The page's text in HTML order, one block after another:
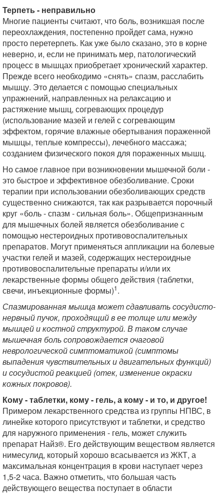
Терпеть - неправильно
Многие пациенты считают, что боль, возникшая после
переохлаждения, постепенно пройдет сама, нужно
просто перетерпеть. Как уже было сказано, это в корне
неверно, и, если не принимать мер, патологический
процесс в мышцах приобретает хронический характер.
Прежде всего необходимо «снять» спазм, расслабить
мышцу. Это делается с помощью специальных
упражнений, направленных на релаксацию и
растяжение мышц, согревающих процедур
(использование мазей и гелей с согревающим
эффектом, горячие влажные обертывания пораженной
мышцы, теплые компрессы), лечебного массажа;
созданием физического покоя для пораженных мышц.
Но самое главное при возникновении мышечной боли -
это быстрое и эффективное обезболивание. Сроки
терапии при использовании обезболивающих средств
существенно снижаются, так как разрывается порочный
круг «боль - спазм - сильная боль». Общепризнанным
для мышечных болей является обезболивание с
помощью нестероидных противовоспалительных
препаратов. Могут применяться аппликации на болевые
участки гелей и мазей, содержащих нестероидные
противовоспалительные препараты и/или их
лекарственные формы общего действия (таблетки,
свечи, инъекционные формы)1.
Спазмированная мышца может сдавливать сосудисто-
нервный пучок, проходящий в ее толще или между
мышцей и костной структурой. В таком случае
мышечная боль сопровождается очаговой
неврологической симптоматикой (симптомы
выпадения чувствительных и двигательных функций)
и сосудистой реакцией (отек, изменение окраски
кожных покровов).
Кому - таблетки, кому - гель, а кому - и то, и другое!
Примером лекарственного средства из группы НПВС, в
линейке которого присутствуют и таблетки, и средство
для наружного применения - гель, может служить
препарат Найз®. Его действующим веществом является
нимесулид, который хорошо всасывается из ЖКТ, а
максимальная концентрация в крови наступает через
1,5-2 часа. Важно отметить, что большая часть
действующего вещества поступает в области